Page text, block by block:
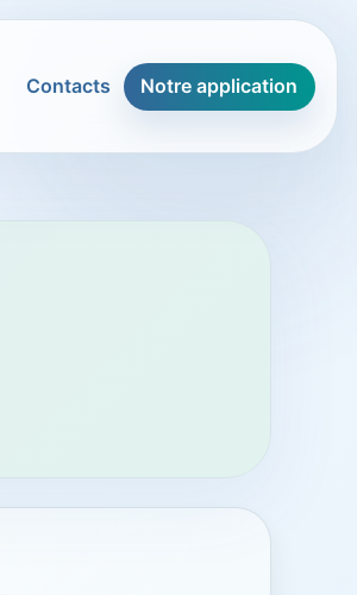
Contacts Notre application